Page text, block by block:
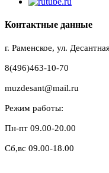
Контактные данные
г. Раменское, ул.
8(496)463-10-70
muzdesant@mail.ru
Режим работы:
Пн-пт 09.00-20.00
Сб,вс 09.00-18.00